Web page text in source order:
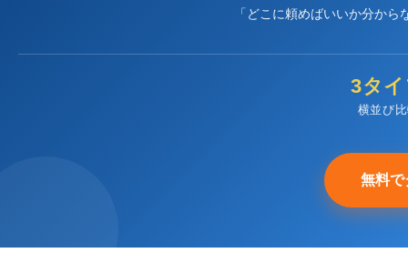
「どこに頼めばいいか分か
3タ
横並び
無料で